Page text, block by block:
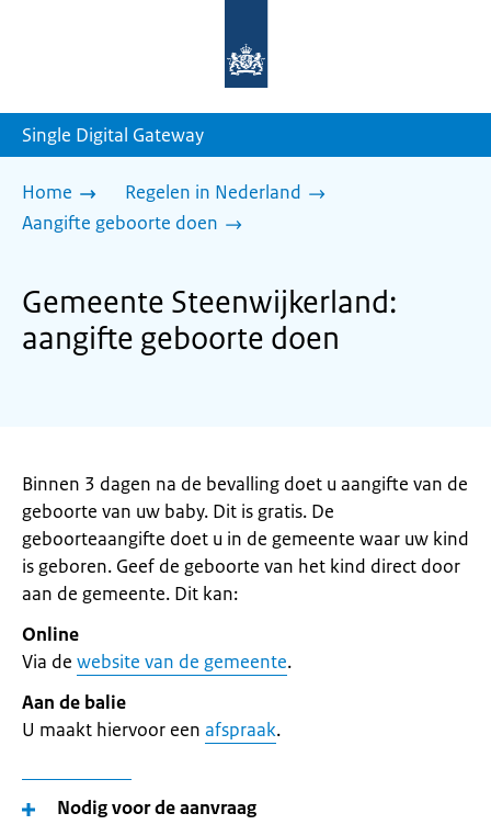
homepage
Single Digital Gateway
Home
Regelen in Nederland
Aangifte geboorte doen
Gemeente Steenwijkerland:
aangifte geboorte doen
Binnen 3 dagen na de bevalling doet u aangifte van de
geboorte van uw baby. Dit is gratis. De
geboorteaangifte doet u in de gemeente waar uw kind
is geboren. Geef de geboorte van het kind direct door
aan de gemeente. Dit kan:
Online
Via de website van de gemeente.
Aan de balie
U maakt hiervoor een afspraak.
Nodig voor de aanvraag